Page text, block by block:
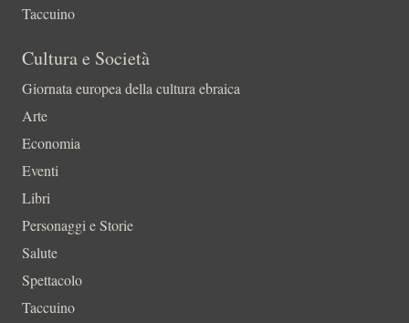
Taccuino
Cultura e Società
Giornata europea della cultura ebraica
Arte
Economia
Eventi
Libri
Personaggi e Storie
Salute
Spettacolo
Taccuino